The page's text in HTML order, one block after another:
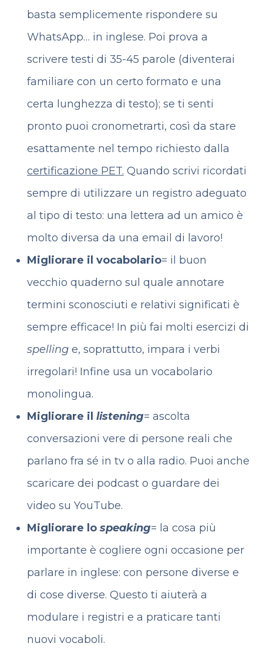
basta semplicemente rispondere su
WhatsApp… in inglese. Poi prova a
scrivere testi di 35-45 parole (diventerai
familiare con un certo formato e una
certa lunghezza di testo); se ti senti
pronto puoi cronometrarti, così da stare
esattamente nel tempo richiesto dalla
certificazione PET. Quando scrivi ricordati
sempre di utilizzare un registro adeguato
al tipo di testo: una lettera ad un amico è
molto diversa da una email di lavoro!
Migliorare il vocabolario= il buon
vecchio quaderno sul quale annotare
termini sconosciuti e relativi significati è
sempre efficace! In più fai molti esercizi di
spellinge, soprattutto, impara i verbi
irregolari! Infine usa un vocabolario
monolingua.
Migliorare il listening= ascolta
conversazioni vere di persone reali che
parlano fra sé in tv o alla radio. Puoi anche
scaricare dei podcast o guardare dei
video su YouTube.
Migliorare lo speaking= la cosa più
importante è cogliere ogni occasione per
parlare in inglese: con persone diverse e
di cose diverse. Questo ti aiuterà a
modulare i registri e a praticare tanti
nuovi vocaboli.